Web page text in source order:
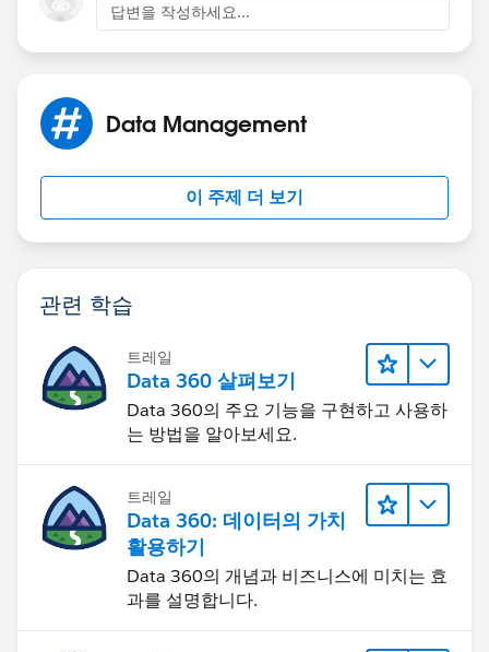
답변을 작성하세요...
Data Management
이 주제 더 보기
관련 학습
트레일
Data 360 살펴보기
Data 360의 주요 기능을 구현하고 사용하
는 방법을 알아보세요.
트레일
Data 360: 데이터의 가치
활용하기
Data 360의 개념과 비즈니스에 미치는 효
과를 설명합니다.